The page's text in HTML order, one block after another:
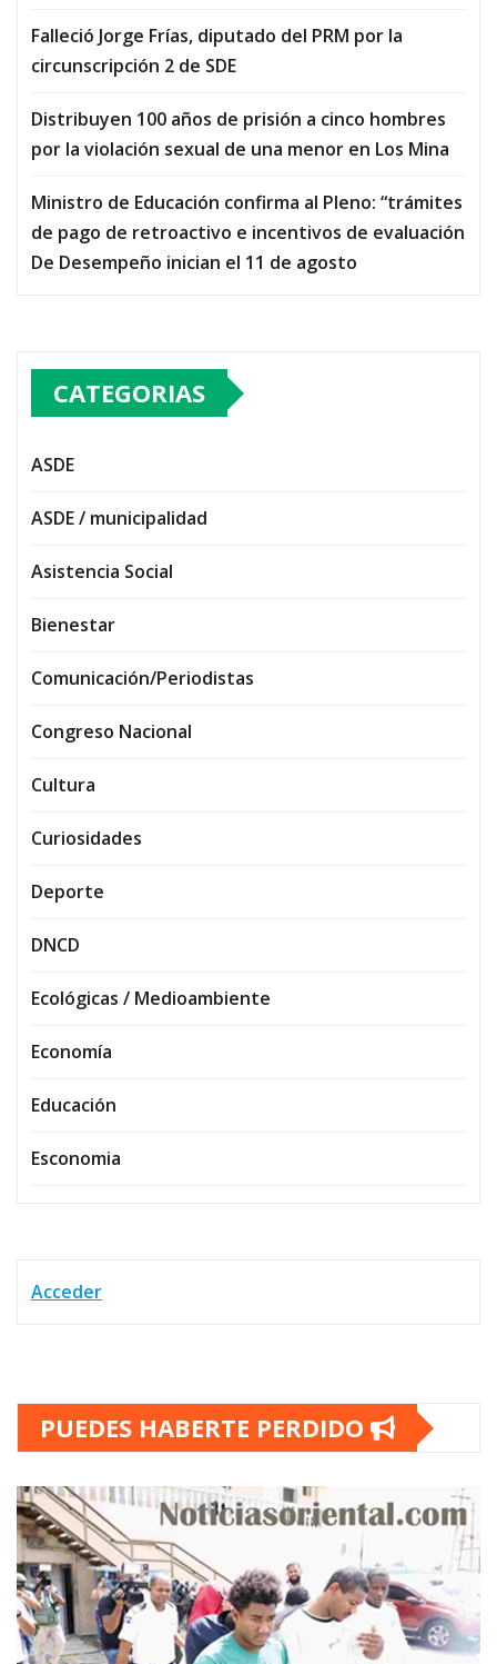
Falleció Jorge Frías, diputado del PRM por la
circunscripción 2 de SDE
Distribuyen 100 años de prisión a cinco hombres
por la violación sexual de una menor en Los Mina
Ministro de Educación confirma al Pleno: “trámites
de pago de retroactivo e incentivos de evaluación
De Desempeño inician el 11 de agosto
CATEGORIAS
ASDE
ASDE / municipalidad
Asistencia Social
Bienestar
Comunicación/Periodistas
Congreso Nacional
Cultura
Curiosidades
Deporte
DNCD
Ecológicas / Medioambiente
Economía
Educación
Esconomia
Acceder
PUEDES HABERTE PERDIDO